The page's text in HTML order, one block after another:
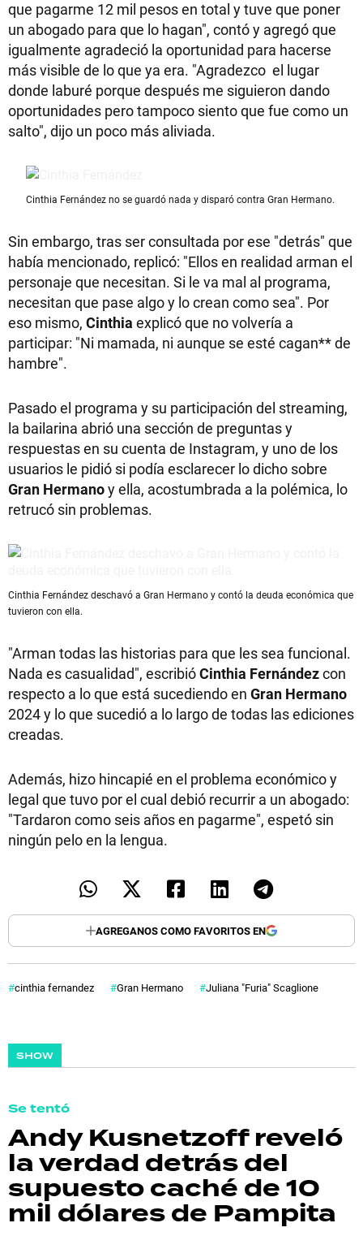
que pagarme 12 mil pesos en total y tuve que poner
un abogado para que lo hagan", contó y agregó que
igualmente agradeció la oportunidad para hacerse
más visible de lo que ya era. "Agradezco el lugar
donde laburé porque después me siguieron dando
oportunidades pero tampoco siento que fue como un
salto", dijo un poco más aliviada.
Cinthia Fernández no se guardó nada y disparó contra Gran Hermano.
Sin embargo, tras ser consultada por ese "detrás" que
había mencionado, replicó: "Ellos en realidad arman el
personaje que necesitan. Si le va mal al programa,
necesitan que pase algo y lo crean como sea". Por
eso mismo, Cinthia explicó que no volvería a
participar: "Ni mamada, ni aunque se esté cagan** de
hambre".
Pasado el programa y su participación del streaming,
la bailarina abrió una sección de preguntas y
respuestas en su cuenta de Instagram, y uno de los
usuarios le pidió si podía esclarecer lo dicho sobre
Gran Hermanoy ella, acostumbrada a la polémica, lo
retrucó sin problemas.
Cinthia Fernández deschavó a Gran Hermano y contó la deuda económica que
tuvieron con ella.
"Arman todas las historias para que les sea funcional.
Nada es casualidad", escribióCinthia Fernándezcon
respecto a lo que está sucediendo en Gran Hermano
2024 y lo que sucedió a lo largo de todas las ediciones
creadas.
Además, hizo hincapié en el problema económico y
legal que tuvo por el cual debió recurrir a un abogado:
"Tardaron como seis años en pagarme", espetó sin
ningún pelo en la lengua.
AGREGANOS COMO FAVORITOS EN
cinthia fernandez Gran Hermano Juliana "Furia" Scaglione
SHOW
Se tentó
Andy Kusnetzoff reveló
la verdad detrás del
supuesto caché de 10
mil dólares de Pampita